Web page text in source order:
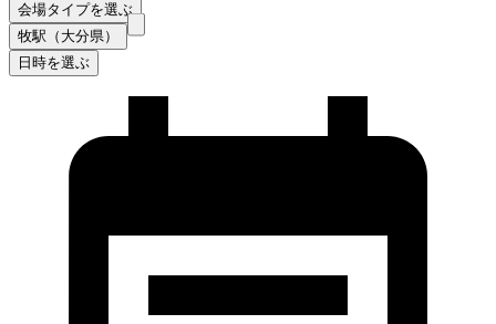
会場タイプを選ぶ
牧駅（大分県）
日時を選ぶ